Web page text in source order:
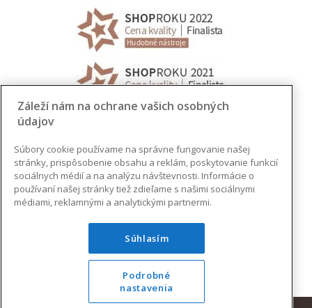
Záleží nám na ochrane vašich osobných
údajov
Súbory cookie používame na správne fungovanie našej
stránky, prispôsobenie obsahu a reklám, poskytovanie funkcií
sociálnych médií a na analýzu návštevnosti. Informácie o
používaní našej stránky tiež zdieľame s našimi sociálnymi
médiami, reklamnými a analytickými partnermi.
Súhlasím
Podrobné
nastavenia